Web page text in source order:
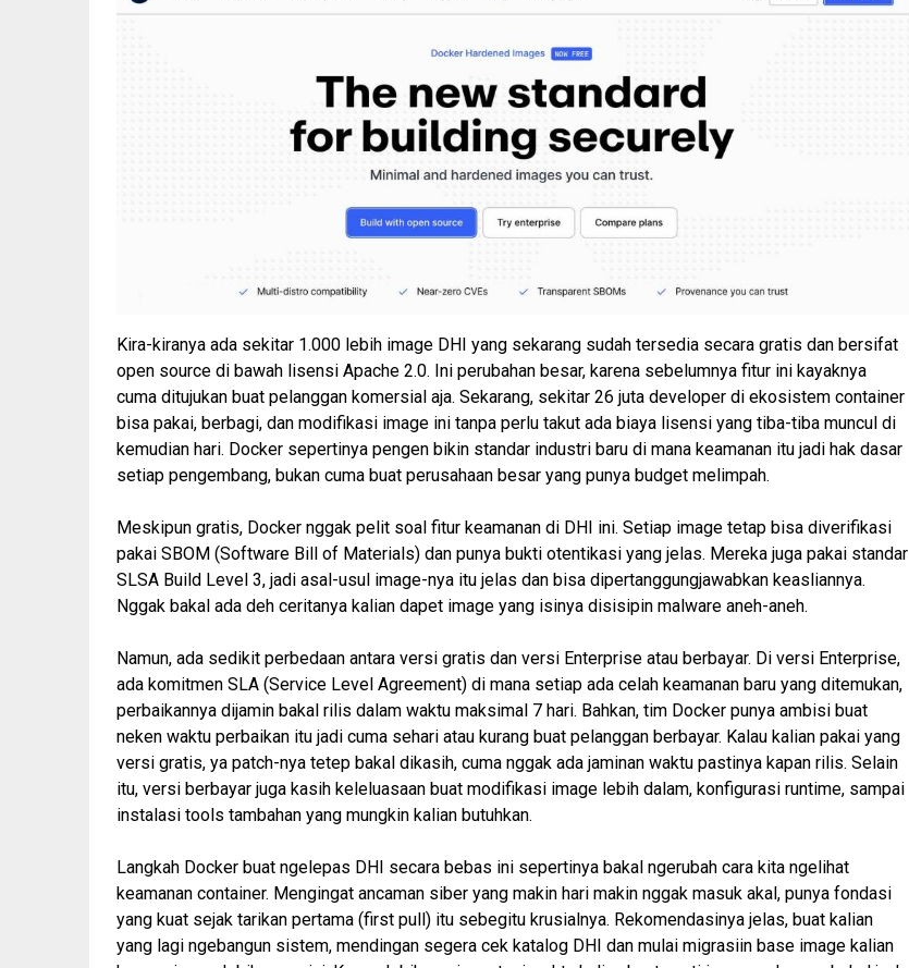
Kira-kiranya ada sekitar 1.000 lebih image DHI yang sekarang sudah tersedia secara gratis dan bersifat
open source di bawah lisensi Apache 2.0. Ini perubahan besar, karena sebelumnya fitur ini kayaknya
cuma ditujukan buat pelanggan komersial aja. Sekarang, sekitar 26 juta developer di ekosistem container
bisa pakai, berbagi, dan modifikasi image ini tanpa perlu takut ada biaya lisensi yang tiba-tiba muncul di
kemudian hari. Docker sepertinya pengen bikin standar industri baru di mana keamanan itu jadi hak dasar
setiap pengembang, bukan cuma buat perusahaan besar yang punya budget melimpah.
Meskipun gratis, Docker nggak pelit soal fitur keamanan di DHI ini. Setiap image tetap bisa diverifikasi
pakai SBOM (Software Bill of Materials) dan punya bukti otentikasi yang jelas. Mereka juga pakai standar
SLSA Build Level 3, jadi asal-usul image-nya itu jelas dan bisa dipertanggungjawabkan keasliannya.
Nggak bakal ada deh ceritanya kalian dapet image yang isinya disisipin malware aneh-aneh.
Namun, ada sedikit perbedaan antara versi gratis dan versi Enterprise atau berbayar. Di versi Enterprise,
ada komitmen SLA (Service Level Agreement) di mana setiap ada celah keamanan baru yang ditemukan,
perbaikannya dijamin bakal rilis dalam waktu maksimal 7 hari. Bahkan, tim Docker punya ambisi buat
neken waktu perbaikan itu jadi cuma sehari atau kurang buat pelanggan berbayar. Kalau kalian pakai yang
versi gratis, ya patch-nya tetep bakal dikasih, cuma nggak ada jaminan waktu pastinya kapan rilis. Selain
itu, versi berbayar juga kasih keleluasaan buat modifikasi image lebih dalam, konfigurasi runtime, sampai
instalasi tools tambahan yang mungkin kalian butuhkan.
Langkah Docker buat ngelepas DHI secara bebas ini sepertinya bakal ngerubah cara kita ngelihat
keamanan container. Mengingat ancaman siber yang makin hari makin nggak masuk akal, punya fondasi
yang kuat sejak tarikan pertama (first pull) itu sebegitu krusialnya. Rekomendasinya jelas, buat kalian
yang lagi ngebangun sistem, mendingan segera cek katalog DHI dan mulai migrasiin base image kalian